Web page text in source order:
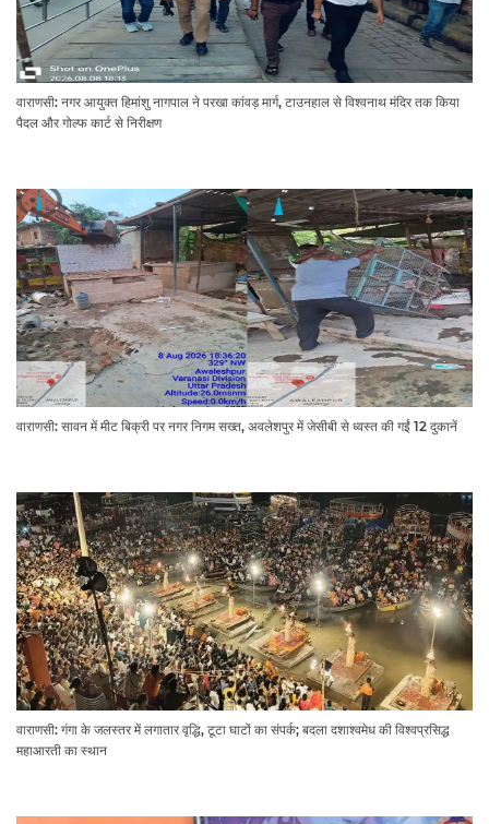
वाराणसी: नगर आयुक्त हिमांशु नागपाल ने परखा कांवड़ मार्ग, टाउनहाल से विश्वनाथ मंदिर तक किया
पैदल और गोल्फ कार्ट से निरीक्षण
वाराणसी: सावन में मीट बिक्री पर नगर निगम सख्त, अवलेशपुर में जेसीबी से ध्वस्त की गईं 12 दुकानें
वाराणसी: गंगा के जलस्तर में लगातार वृद्धि, टूटा घाटों का संपर्क; बदला दशाश्वमेध की विश्वप्रसिद्ध
महाआरती का स्थान